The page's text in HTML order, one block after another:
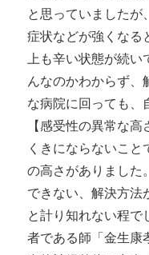
と思っていましたが
症状などが強くなる
上も辛い状態が続
んなのかわからず、
な病院に回っても、
【感受性の異常な
くきにならないこ
の高さがありました
できない、解決方法
と計り知れない程で
者である師「金生康